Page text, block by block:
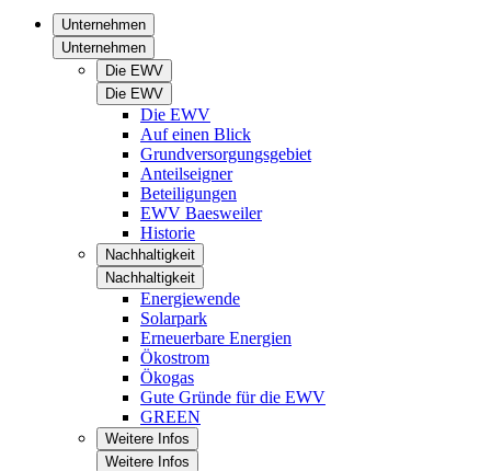
Unternehmen
Unternehmen
Die EWV
Die EWV
Die EWV
Auf einen Blick
Grundversorgungsgebiet
Anteilseigner
Beteiligungen
EWV Baesweiler
Historie
Nachhaltigkeit
Nachhaltigkeit
Energiewende
Solarpark
Erneuerbare Energien
Ökostrom
Ökogas
Gute Gründe für die EWV
GREEN
Weitere Infos
Weitere Infos